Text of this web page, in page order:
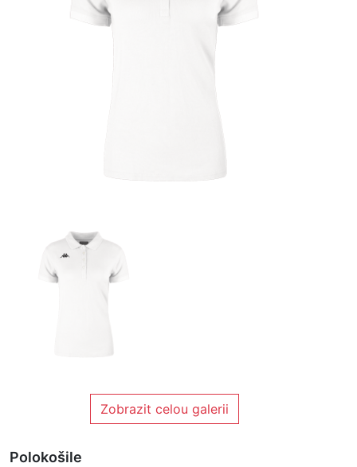
Zobrazit celou galerii
Polokošile